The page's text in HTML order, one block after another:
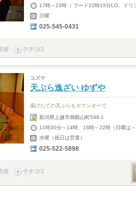
17時～23時（ フード22時15分LO、ドリ
日曜
025-545-0431
ユズヤ
天ぷら逸ざい ゆずや
揚げたての天ぷらをカウンターで
新潟県上越市御殿山町546-1
11時30分～14時、18時～22時（日曜は
水曜（祝日は営業）
025-522-5898